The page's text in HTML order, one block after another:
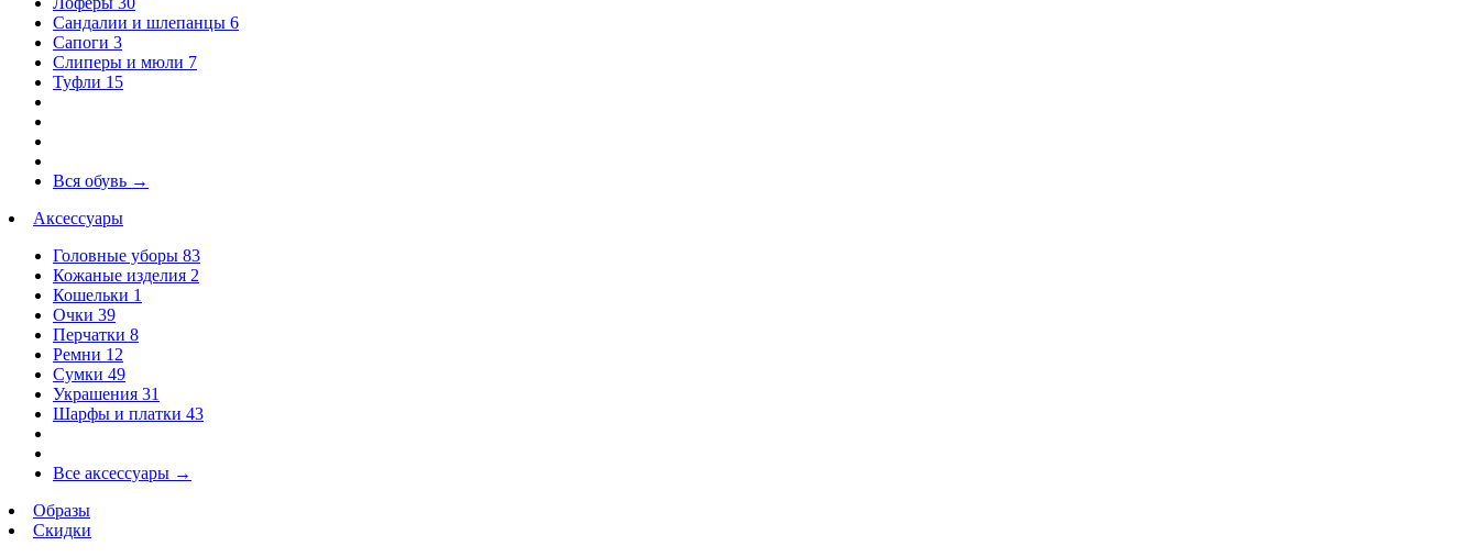
Сандалии и шлепанцы 6
Сапоги 3
Слиперы и мюли 7
Туфли 15
Вся обувь →
Аксессуары
Головные уборы 83
Кожаные изделия 2
Кошельки 1
Очки 39
Перчатки 8
Ремни 12
Сумки 49
Украшения 31
Шарфы и платки 43
Все аксессуары →
Образы
Скидки